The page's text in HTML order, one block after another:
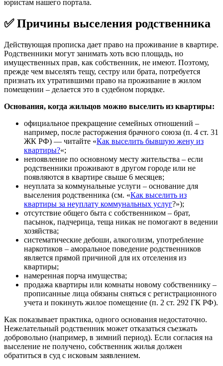
юристам нашего портала.
✅Причины выселения родственника
Действующая прописка дает право на проживание в квартире.
Родственники могут занимать хоть всю площадь, но
имущественных прав, как собственник, не имеют. Поэтому,
прежде чем выселять тещу, сестру или брата, потребуется
признать их утратившими право на проживание в жилом
помещении – делается это в судебном порядке.
Основания, когда жильцов можно выселить из квартиры:
официальное прекращение семейных отношений –
например, после расторжения брачного союза (п. 4 ст. 31
ЖК РФ) — читайте «Как выселить бывшую жену из
квартиры?«;
непоявление по основному месту жительства – если
родственники проживают в другом городе или не
появляются в квартире свыше 6 месяцев;
неуплата за коммунальные услуги – основание для
выселения родственника (см. «Как выселить из
квартиры за неуплату коммунальных услуг?»);
отсутствие общего быта с собственником – брат,
пасынок, падчерица, теща никак не помогают в ведении
хозяйства;
систематические дебоши, алкоголизм, употребление
наркотиков – аморальное поведение родственников
является прямой причиной для их отселения из
квартиры;
намеренная порча имущества;
продажа квартиры или комнаты новому собственнику –
прописанные лица обязаны сняться с регистрационного
учета и покинуть жилое помещение (п. 2 ст. 292 ГК РФ).
Как показывает практика, одного основания недостаточно.
Нежелательный родственник может отказаться съезжать
добровольно (например, в зимний период). Если согласия на
выселение не получено, собственник жилья должен
обратиться в суд с исковым заявлением.